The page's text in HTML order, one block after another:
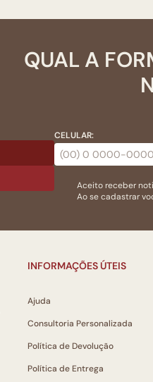
QUAL A
CELULAR:
Aceito receber
Ao se cadastrar
INFORMAÇÕES ÚTEIS
Ajuda
Consultoria Personalizada
Política de Devolução
Política de Entrega